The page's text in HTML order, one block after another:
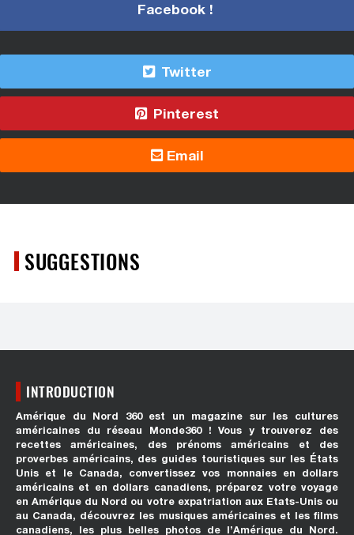
Facebook !
Twitter
Pinterest
Email
SUGGESTIONS
INTRODUCTION
Amérique du Nord 360 est un magazine sur les cultures
américaines du réseau Monde360 ! Vous y trouverez des
recettes américaines, des prénoms américains et des
proverbes américains, des guides touristiques sur les États
Unis et le Canada, convertissez vos monnaies en dollars
américains et en dollars canadiens, préparez votre voyage
en Amérique du Nord ou votre expatriation aux Etats-Unis ou
au Canada, découvrez les musiques américaines et les films
canadiens, les plus belles photos de l’Amérique du Nord.